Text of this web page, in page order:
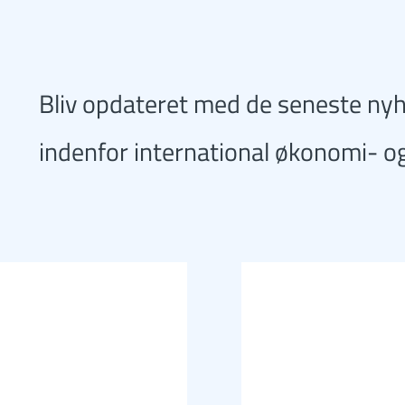
Bliv opdateret med de seneste
indenfor international økonomi-